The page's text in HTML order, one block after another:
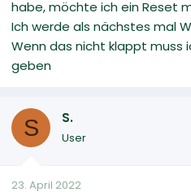
habe, möchte ich ein Reset
Ich werde als nächstes mal
Wenn das nicht klappt muss
geben
S S.
User
23. April 2022